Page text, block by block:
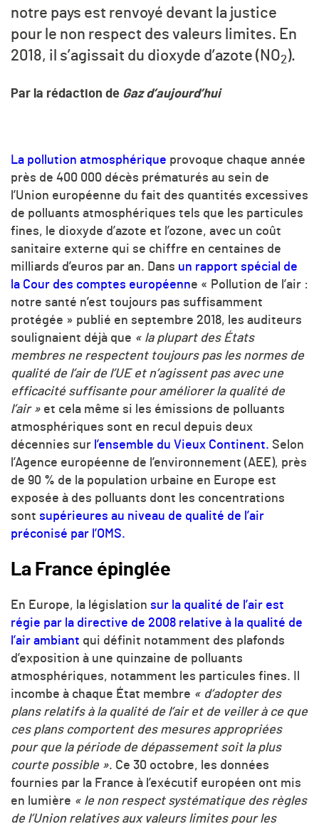
notre pays est renvoyé devant la justice
pour le non respect des valeurs limites. En
2018, il s’agissait du dioxyde d’azote ( NO2).
Par la rédaction de Gaz d’aujourd’hui
La pollution atmosphérique provoque chaque année
près de 400 000 décès prématurés au sein de
l’Union européenne du fait des quantités excessives
de polluants atmosphériques tels que les particules
fines, le dioxyde d’azote et l’ozone, avec un coût
sanitaire externe qui se chiffre en centaines de
milliards d’euros par an. Dans un rapport spécial de
la Cour des comptes européenne « Pollution de l’air :
notre santé n’est toujours pas suffisamment
protégée » publié en septembre 2018, les auditeurs
soulignaient déjà que « la plupart des États
membres ne respectent toujours pas les normes de
qualité de l’air de l’UE et n’agissent pas avec une
efficacité suffisante pour améliorer la qualité de
l’air » et cela même si les émissions de polluants
atmosphériques sont en recul depuis deux
décennies sur l’ensemble du Vieux Continent. Selon
l’Agence européenne de l’environnement (AEE), près
de 90 % de la population urbaine en Europe est
exposée à des polluants dont les concentrations
sont supérieures au niveau de qualité de l’air
préconisé par l’OMS.
La France épinglée
En Europe, la législation sur la qualité de l’air est
régie par la directive de 2008 relative à la qualité de
l’air ambiant qui définit notamment des plafonds
d’exposition à une quinzaine de polluants
atmosphériques, notamment les particules fines. Il
incombe à chaque État membre « d’adopter des
plans relatifs à la qualité de l’air et de veiller à ce que
ces plans comportent des mesures appropriées
pour que la période de dépassement soit la plus
courte possible ». Ce 30 octobre, les données
fournies par la France à l’exécutif européen ont mis
en lumière « le non respect systématique des règles
de l’Union relatives aux valeurs limites pour les